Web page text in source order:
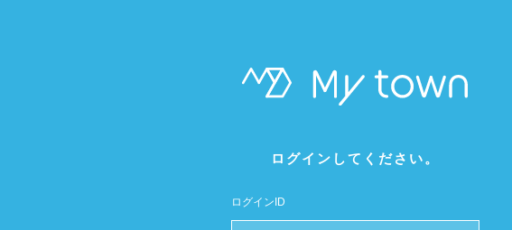
ログインしてください。
ログインID